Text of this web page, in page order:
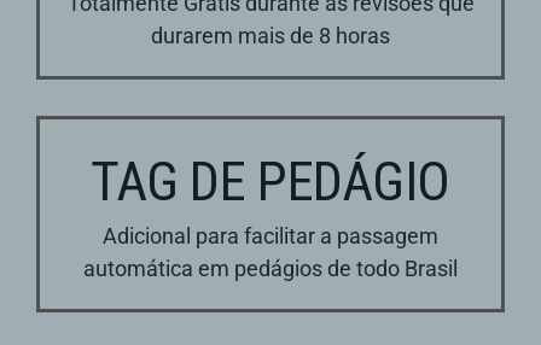
durarem mais de 8 horas
TAG DE PEDÁGIO
Adicional para facilitar a passagem
automática em pedágios de todo Brasil